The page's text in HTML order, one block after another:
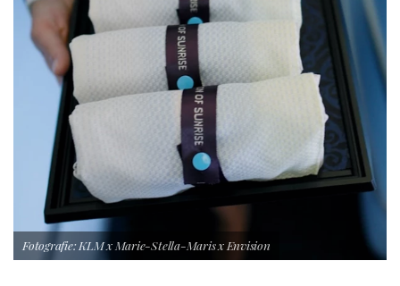
Fotografie: KLM x Marie-Stella-Maris x Envision